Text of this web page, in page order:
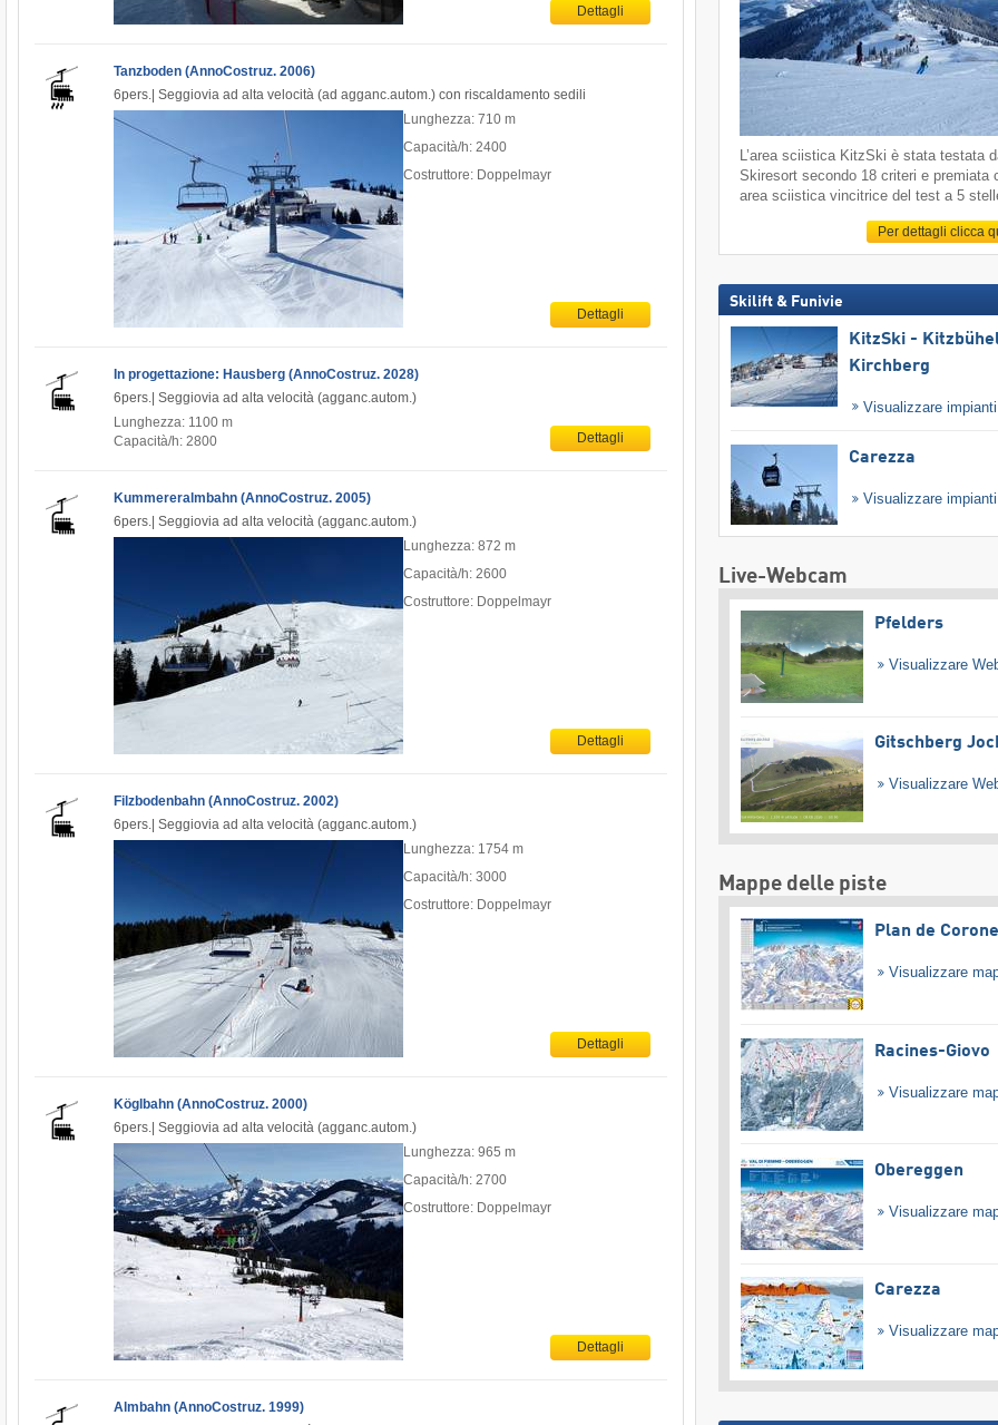
Dettagli
Tanzboden (AnnoCostruz. 2006)
6pers.| Seggiovia ad alta velocità (ad agganc.autom.) con riscaldamento sedili
Lunghezza: 710 m
Capacità/h: 2400
Costruttore: Doppelmayr
Dettagli
In progettazione: Hausberg (AnnoCostruz. 2028)
6pers.| Seggiovia ad alta velocità (agganc.autom.)
Lunghezza: 1100 m
Capacità/h: 2800
Dettagli
Kummereralmbahn (AnnoCostruz. 2005)
6pers.| Seggiovia ad alta velocità (agganc.autom.)
Lunghezza: 872 m
Capacità/h: 2600
Costruttore: Doppelmayr
Dettagli
Filzbodenbahn (AnnoCostruz. 2002)
6pers.| Seggiovia ad alta velocità (agganc.autom.)
Lunghezza: 1754 m
Capacità/h: 3000
Costruttore: Doppelmayr
Dettagli
Köglbahn (AnnoCostruz. 2000)
6pers.| Seggiovia ad alta velocità (agganc.autom.)
Lunghezza: 965 m
Capacità/h: 2700
Costruttore: Doppelmayr
Dettagli
Almbahn (AnnoCostruz. 1999)
L’area sciistica KitzSki è stata testata
Skiresort secondo 18 criteri e premiata
area sciistica vincitrice del test a 5
Per dettagli clicca
Skilift & Funivie
KitzSki -
Kirchberg
Visualizzare
Carezza
Visualizzare
Live-Webcam
Pfelders
Visualizzare
Gitschberg
Visualizzare
Mappe delle piste
Plan de
Visualizzare
Racines-Giovo
Visualizzare
Obereggen
Visualizzare
Carezza
Visualizzare